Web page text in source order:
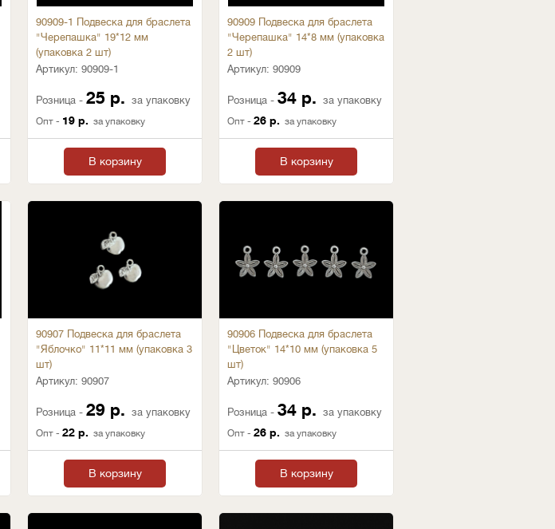
90909-1 Подвеска для браслета
"Черепашка" 19*12 мм
(упаковка 2 шт)
Артикул: 90909-1
Розница - 25 р. за упаковку
Опт - 19 р. за упаковку
В корзину
90909 Подвеска для браслета
"Черепашка" 14*8 мм (упаковка
2 шт)
Артикул: 90909
Розница - 34 р. за упаковку
Опт - 26 р. за упаковку
В корзину
90907 Подвеска для браслета
"Яблочко" 11*11 мм (упаковка 3
шт)
Артикул: 90907
Розница - 29 р. за упаковку
Опт - 22 р. за упаковку
В корзину
90906 Подвеска для браслета
"Цветок" 14*10 мм (упаковка 5
шт)
Артикул: 90906
Розница - 34 р. за упаковку
Опт - 26 р. за упаковку
В корзину